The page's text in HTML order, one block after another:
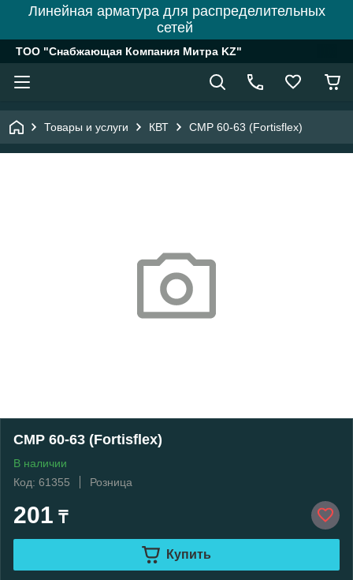
Линейная арматура для распределительных
сетей
ТОО "Снабжающая Компания Митра KZ"
Товары и услуги КВТ СМР 60-63 (Fortisflex)
СМР 60-63 (Fortisflex)
В наличии
Код: 61355
Розница
201 ₸
Купить